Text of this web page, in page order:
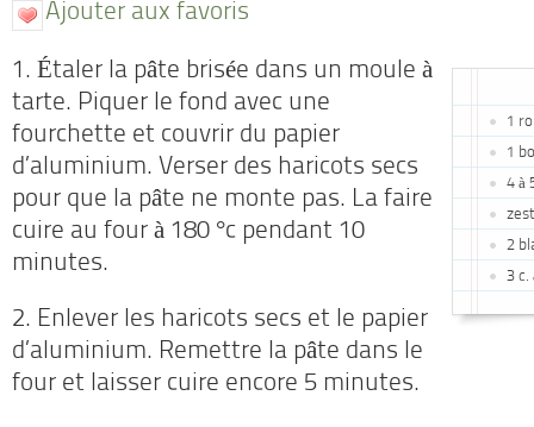
Ajouter aux favoris
1
1
4 à
2
3 c.
1. Étaler la pâte brisée dans un moule à
tarte. Piquer le fond avec une
fourchette et couvrir du papier
d’aluminium. Verser des haricots secs
pour que la pâte ne monte pas. La faire
cuire au four à 180 °c pendant 10
minutes.
2. Enlever les haricots secs et le papier
d’aluminium. Remettre la pâte dans le
four et laisser cuire encore 5 minutes.